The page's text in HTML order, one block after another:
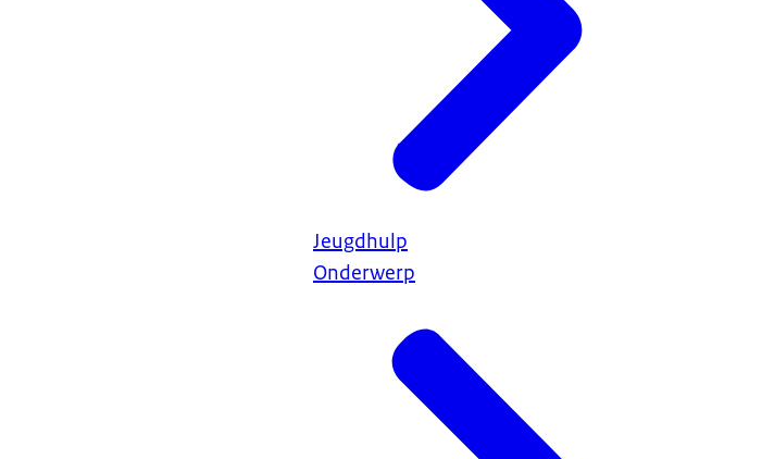
Jeugdhulp
Onderwerp